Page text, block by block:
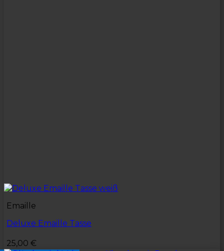
Emaille
Deluxe Emaille Tasse
25,00 €